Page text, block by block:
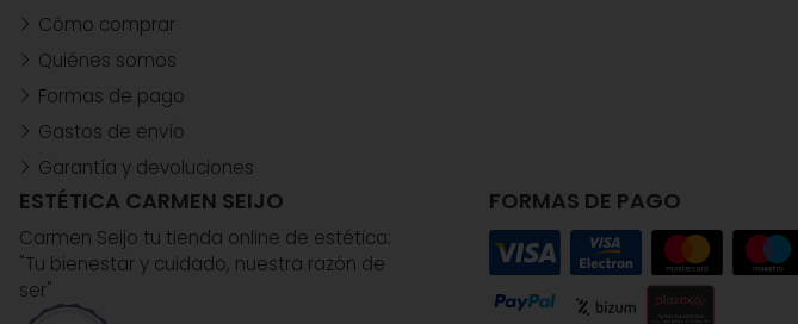
ESTÉTICA CARMEN SEIJO
Carmen Seijo tu tienda online de estética:
"Tu bienestar y cuidado, nuestra razón de
ser"
FORMAS DE PAGO
Cómo comprar
Quiénes somos
Formas de pago
Gastos de envío
Garantía y devoluciones